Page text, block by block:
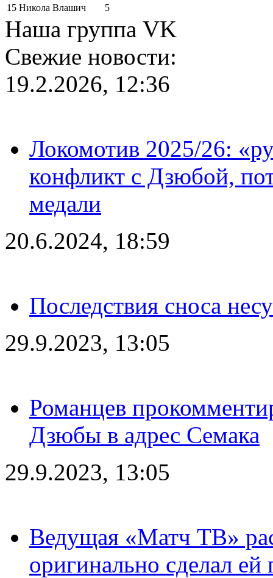
15 Никола Влашич 5
Наша группа VK
Свежие новости:
19.2.2026, 12:36
Локомотив 2025/26:
конфликт с Дзюбой,
медали
20.6.2024, 18:59
Последствия сноса
29.9.2023, 13:05
Романцев
Дзюбы в адрес Семака
29.9.2023, 13:05
Ведущая «Матч ТВ»
оригинально сделал ей